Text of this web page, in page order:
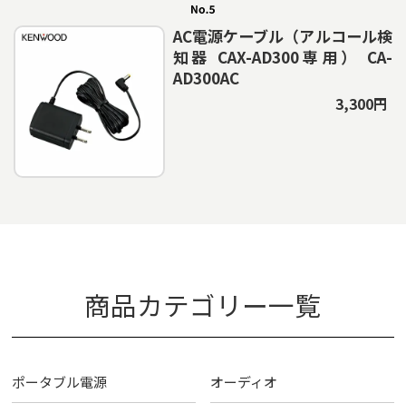
AC電源ケーブル（アルコール検
知器 CAX-AD300専用） CA-
AD300AC
3,300円
商品カテゴリー一覧
ポータブル電源 オーディオ